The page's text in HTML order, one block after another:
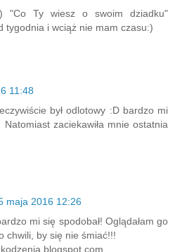
"Co Ty wiesz o swoim dziadku"
tygodnia i wciąż nie mam czasu:)
11:48
był odlotowy :D bardzo mi
zaciekawiła mnie ostatnia
maja 2016 12:26
mi się spodobał! Oglądałam go
chwili, by się nie śmiać!!!